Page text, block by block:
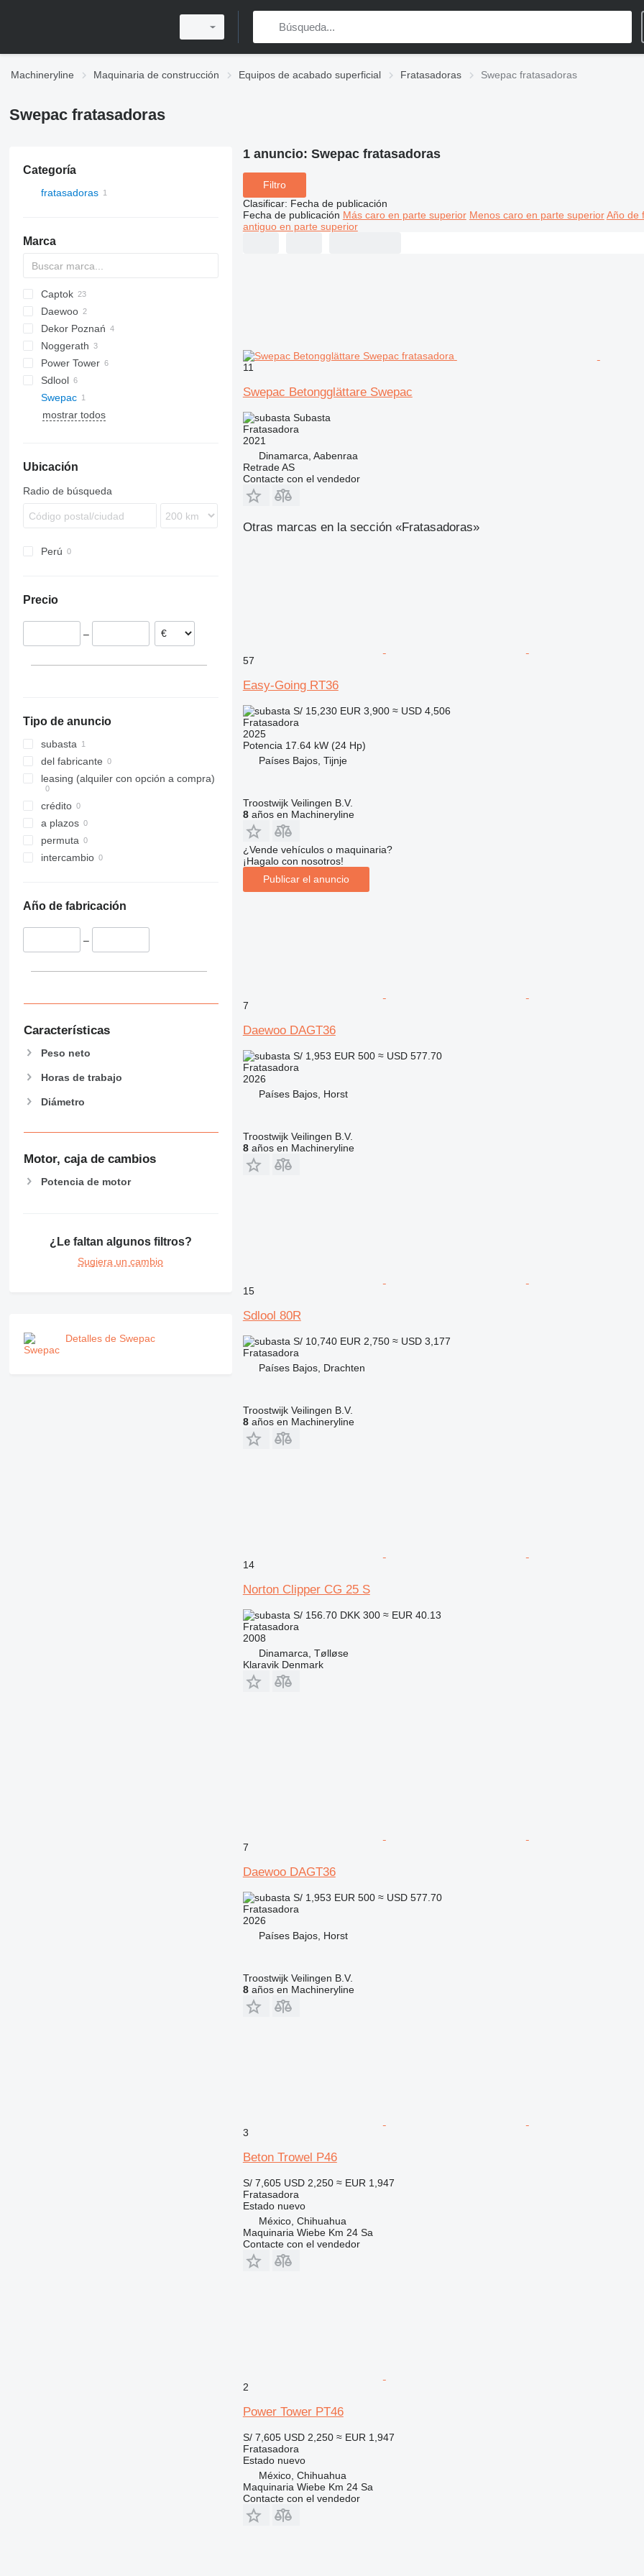
Machineryline Maquinaria de construcción Equipos de acabado superficial Fratasadoras Swepac fratasadoras
Swepac fratasadoras
Categoría
fratasadoras
Marca
Captok
CK
Daewoo
Dekor Poznań
BG
Noggerath
Power Tower
Sdlool
SL
Swepac
mostrar todos
Ubicación
Radio de búsqueda
Perú
Precio
–
Tipo de anuncio
subasta
del fabricante
leasing (alquiler con opción a compra)
crédito
a plazos
permuta
intercambio
Año de fabricación
–
Características
Peso neto
Horas de trabajo
Diámetro
Motor, caja de cambios
Potencia de motor
¿Le faltan algunos filtros?
Sugiera un cambio
Detalles de Swepac
1 anuncio: Swepac fratasadoras
Filtro
Clasificar: Fecha de publicación
Fecha de publicación Más caro en parte superior Menos caro en parte superior Año de
antiguo en parte superior
11
Swepac Betongglättare Swepac
Subasta
Fratasadora
2021
Dinamarca, Aabenraa
Retrade AS
Contacte con el vendedor
Otras marcas en la sección «Fratasadoras»
57
Easy-Going RT36
S/ 15,230 EUR 3,900 ≈ USD 4,506
Fratasadora
2025
Potencia 17.64 kW (24 Hp)
Países Bajos, Tijnje
Troostwijk Veilingen B.V.
8años en Machineryline
¿Vende vehículos o maquinaria?
¡Hagalo con nosotros!
Publicar el anuncio
7
Daewoo DAGT36
S/ 1,953 EUR 500 ≈ USD 577.70
Fratasadora
2026
Países Bajos, Horst
Troostwijk Veilingen B.V.
8años en Machineryline
15
Sdlool 80R
S/ 10,740 EUR 2,750 ≈ USD 3,177
Fratasadora
Países Bajos, Drachten
Troostwijk Veilingen B.V.
8años en Machineryline
14
Norton Clipper CG 25 S
S/ 156.70 DKK 300 ≈ EUR 40.13
Fratasadora
2008
Dinamarca, Tølløse
Klaravik Denmark
7
Daewoo DAGT36
S/ 1,953 EUR 500 ≈ USD 577.70
Fratasadora
2026
Países Bajos, Horst
Troostwijk Veilingen B.V.
8años en Machineryline
3
Beton Trowel P46
S/ 7,605 USD 2,250 ≈ EUR 1,947
Fratasadora
Estadonuevo
México, Chihuahua
Maquinaria Wiebe Km 24 Sa
Contacte con el vendedor
2
Power Tower PT46
S/ 7,605 USD 2,250 ≈ EUR 1,947
Fratasadora
Estadonuevo
México, Chihuahua
Maquinaria Wiebe Km 24 Sa
Contacte con el vendedor